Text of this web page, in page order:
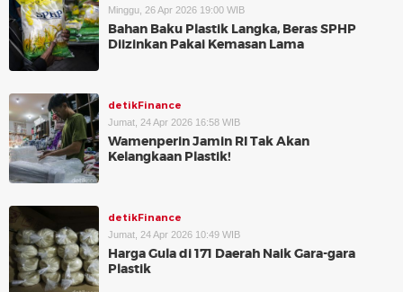
Minggu, 26 Apr 2026 19:00 WIB
Bahan Baku Plastik Langka, Beras SPHP
Diizinkan Pakai Kemasan Lama
detikFinance
Jumat, 24 Apr 2026 16:58 WIB
Wamenperin Jamin RI Tak Akan
Kelangkaan Plastik!
detikFinance
Jumat, 24 Apr 2026 10:49 WIB
Harga Gula di 171 Daerah Naik Gara-gara
Plastik